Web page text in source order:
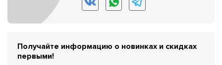
Получайте информацию о новинках и скидках
первыми!